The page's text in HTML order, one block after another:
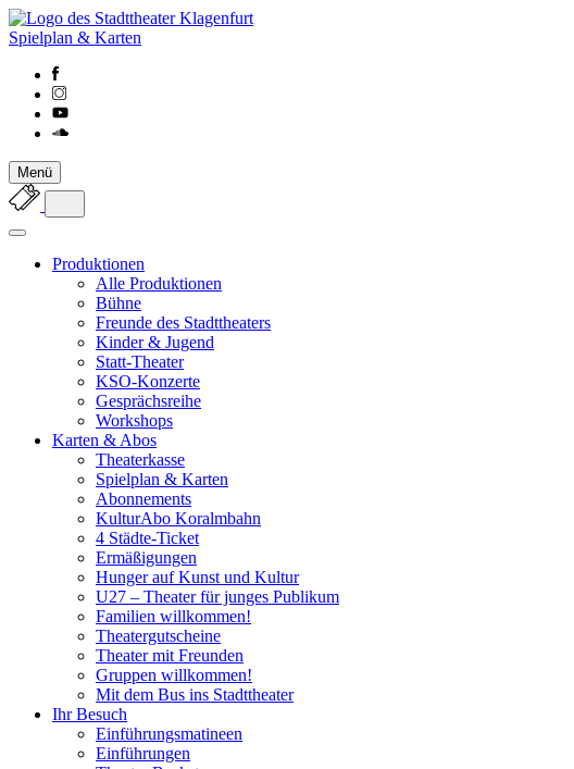
Spielplan & Karten
Menü
Produktionen
Alle Produktionen
Bühne
Freunde des Stadttheaters
Kinder & Jugend
Statt-Theater
KSO-Konzerte
Gesprächsreihe
Workshops
Karten & Abos
Theaterkasse
Spielplan & Karten
Abonnements
KulturAbo Koralmbahn
4 Städte-Ticket
Ermäßigungen
Hunger auf Kunst und Kultur
U27 – Theater für junges Publikum
Familien willkommen!
Theatergutscheine
Theater mit Freunden
Gruppen willkommen!
Mit dem Bus ins Stadttheater
Ihr Besuch
Einführungsmatineen
Einführungen